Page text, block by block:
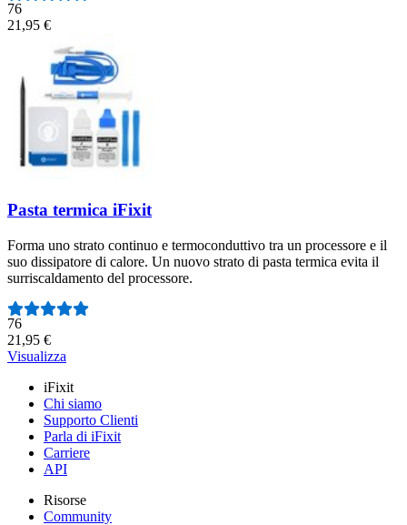
76
21,95 €
Pasta termica iFixit
Forma uno strato continuo e termoconduttivo tra un processore e il
suo dissipatore di calore. Un nuovo strato di pasta termica evita il
surriscaldamento del processore.
Numero di recensioni:
76
21,95 €
Visualizza
iFixit
Chi siamo
Supporto Clienti
Parla di iFixit
Carriere
API
Risorse
Community